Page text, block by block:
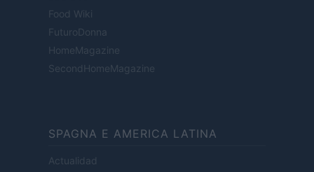
Food Wiki
FuturoDonna
HomeMagazine
SecondHomeMagazine
SPAGNA E AMERICA LATINA
Actualidad